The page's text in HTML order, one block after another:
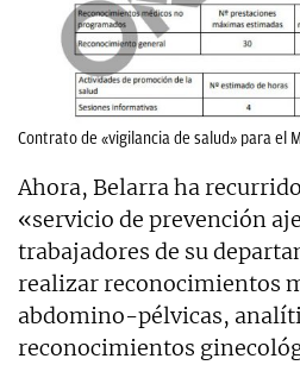
Contrato de «vigilancia de salud» para el
Ahora, Belarra ha
«servicio de prevención
trabajadores de su
realizar reconocimientos
abdomino-pélvicas,
reconocimientos